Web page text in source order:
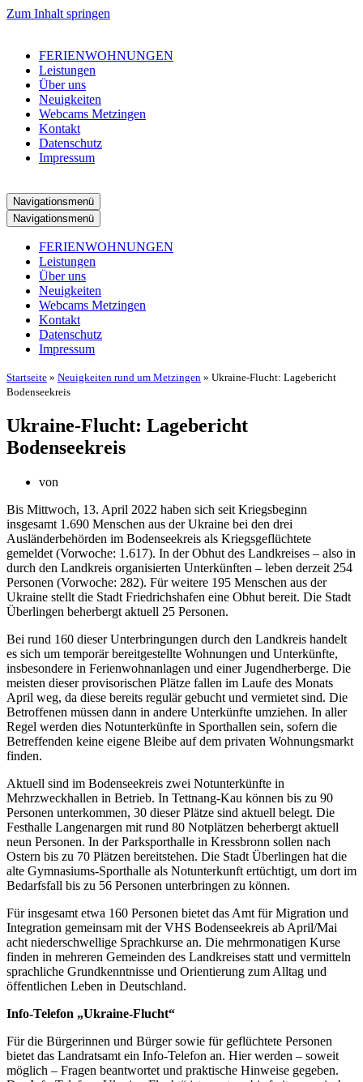
Zum Inhalt springen
FERIENWOHNUNGEN
Leistungen
Über uns
Neuigkeiten
Webcams Metzingen
Kontakt
Datenschutz
Impressum
Navigationsmenü
Navigationsmenü
FERIENWOHNUNGEN
Leistungen
Über uns
Neuigkeiten
Webcams Metzingen
Kontakt
Datenschutz
Impressum
Startseite » Neuigkeiten rund um Metzingen » Ukraine-Flucht: Lagebericht
Bodenseekreis
Ukraine-Flucht: Lagebericht
Bodenseekreis
von
Bis Mittwoch, 13. April 2022 haben sich seit Kriegsbeginn
insgesamt 1.690 Menschen aus der Ukraine bei den drei
Ausländerbehörden im Bodenseekreis als Kriegsgeflüchtete
gemeldet (Vorwoche: 1.617). In der Obhut des Landkreises – also in
durch den Landkreis organisierten Unterkünften – leben derzeit 254
Personen (Vorwoche: 282). Für weitere 195 Menschen aus der
Ukraine stellt die Stadt Friedrichshafen eine Obhut bereit. Die Stadt
Überlingen beherbergt aktuell 25 Personen.
Bei rund 160 dieser Unterbringungen durch den Landkreis handelt
es sich um temporär bereitgestellte Wohnungen und Unterkünfte,
insbesondere in Ferienwohnanlagen und einer Jugendherberge. Die
meisten dieser provisorischen Plätze fallen im Laufe des Monats
April weg, da diese bereits regulär gebucht und vermietet sind. Die
Betroffenen müssen dann in andere Unterkünfte umziehen. In aller
Regel werden dies Notunterkünfte in Sporthallen sein, sofern die
Betreffenden keine eigene Bleibe auf dem privaten Wohnungsmarkt
finden.
Aktuell sind im Bodenseekreis zwei Notunterkünfte in
Mehrzweckhallen in Betrieb. In Tettnang-Kau können bis zu 90
Personen unterkommen, 30 dieser Plätze sind aktuell belegt. Die
Festhalle Langenargen mit rund 80 Notplätzen beherbergt aktuell
neun Personen. In der Parksporthalle in Kressbronn sollen nach
Ostern bis zu 70 Plätzen bereitstehen. Die Stadt Überlingen hat die
alte Gymnasiums-Sporthalle als Notunterkunft ertüchtigt, um dort im
Bedarfsfall bis zu 56 Personen unterbringen zu können.
Für insgesamt etwa 160 Personen bietet das Amt für Migration und
Integration gemeinsam mit der VHS Bodenseekreis ab April/Mai
acht niederschwellige Sprachkurse an. Die mehrmonatigen Kurse
finden in mehreren Gemeinden des Landkreises statt und vermitteln
sprachliche Grundkenntnisse und Orientierung zum Alltag und
öffentlichen Leben in Deutschland.
Info-Telefon „Ukraine-Flucht“
Für die Bürgerinnen und Bürger sowie für geflüchtete Personen
bietet das Landratsamt ein Info-Telefon an. Hier werden – soweit
möglich – Fragen beantwortet und praktische Hinweise gegeben.